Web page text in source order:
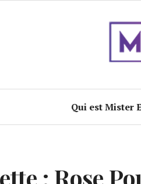
Qui est Mister
: Rose